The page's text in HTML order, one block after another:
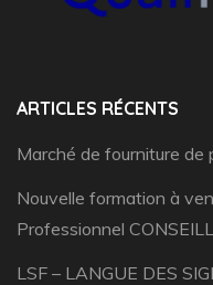
ARTICLES RÉCENTS
Marché de fourniture de
Nouvelle formation à
Professionnel
LSF – LANGUE DES